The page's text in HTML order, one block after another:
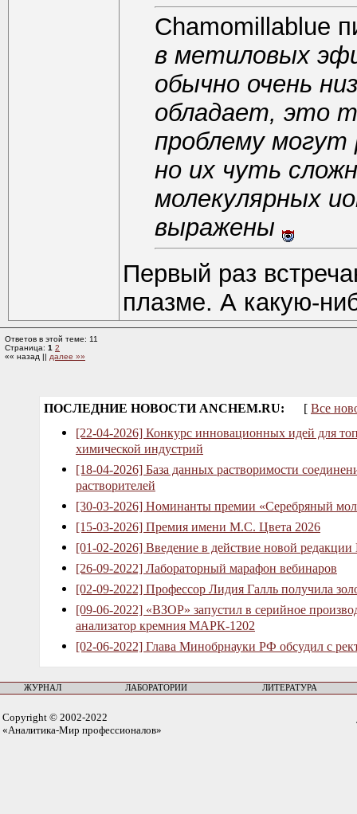
Chamomillablue
в метиловых
обычно очень
обладает, это
проблему
но их чуть
молекулярных
выражены
Первый раз
плазме. А какую-
Ответов в этой теме: 11
Страница: 1 2
«« назад || далее »»
ПОСЛЕДНИЕ НОВОСТИ ANCHEM.RU: [ Все
[22-04-2026] Конкурс инновационных идей для
химической индустрий
[18-04-2026] База данных растворимости
растворителей
[30-03-2026] Номинанты премии «Серебряный
[15-03-2026] Премия имени М.С. Цвета 2026
[01-02-2026] Введение в действие новой
[26-09-2022] Лабораторный марафон вебинаров
[02-09-2022] Профессор Лидия Галль получила
[09-06-2022] «ВЗОР» запустил в серийное
анализатор кремния МАРК-1202
[02-06-2022] Глава Минобрнауки РФ обсудил с
ЖУРНАЛ ЛАБОРАТОРИИ ЛИТЕРАТУРА
Copyright © 2002-2022
«Аналитика-Мир профессионалов»